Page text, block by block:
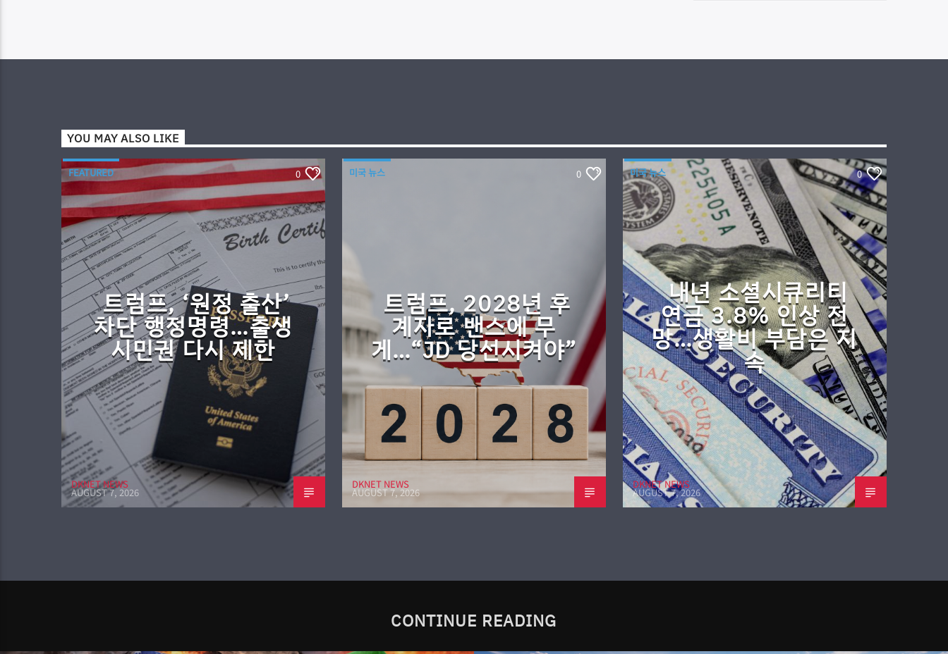
YOU MAY ALSO LIKE
FEATURED 0
트럼프, ‘원정 출산’
차단 행정명령…출생
시민권 다시 제한
DKNET NEWS
AUGUST 7, 2026
미국 뉴스 0
트럼프, 2028년 후
계자로 밴스에 무
게…“JD 당선시켜야”
DKNET NEWS
AUGUST 7, 2026
미국 뉴스 0
내년 소셜시큐리티
연금 3.8% 인상 전
망…생활비 부담은 지
속
DKNET NEWS
AUGUST 7, 2026
CONTINUE READING